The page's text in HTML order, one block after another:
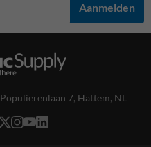
Aanmelden
Populierenlaan 7, Hattem, NL